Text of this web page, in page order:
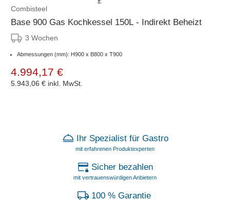
Combisteel
Base 900 Gas Kochkessel 150L - Indirekt Beheizt
3 Wochen
Abmessungen (mm): H900 x B800 x T900
4.994,17 €
5.943,06 € inkl. MwSt.
Ihr Spezialist für Gastro
mit erfahrenen Produktexperten
Sicher bezahlen
mit vertrauenswürdigen Anbietern
100 % Garantie